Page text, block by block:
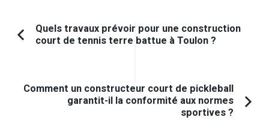
Navigation
d'article
Article
Quels travaux prévoir pour une construction
court de tennis terre battue à Toulon ?
Comment un constructeur court de pickleball
garantit-il la conformité aux normes
sportives ?